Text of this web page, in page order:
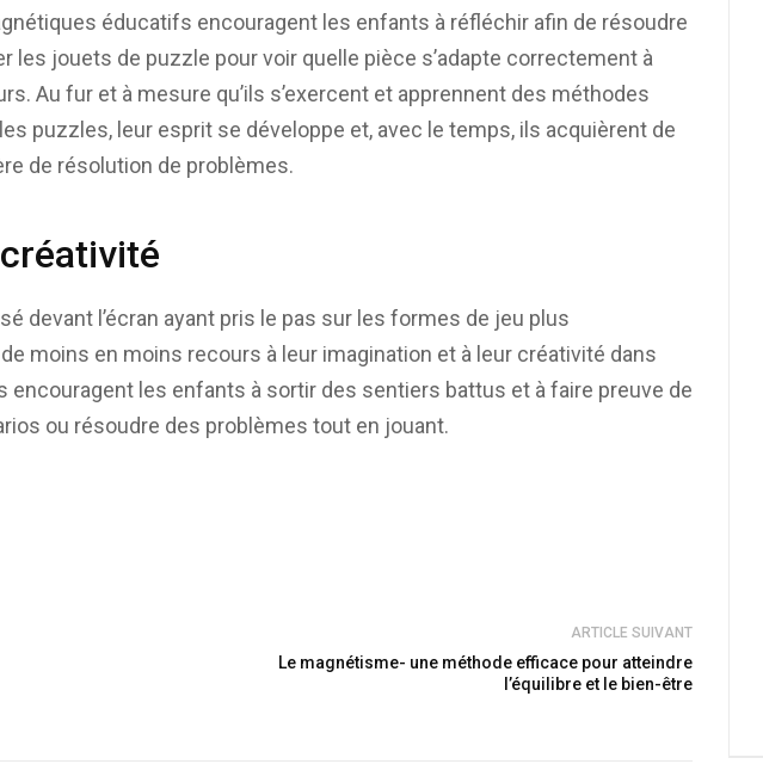
éducatifs encouragent les enfants à réfléchir afin de résoudre
les jouets de puzzle pour voir quelle pièce s’adapte correctement à
Au fur et à mesure qu’ils s’exercent et apprennent des méthodes
puzzles, leur esprit se développe et, avec le temps, ils acquièrent de
de résolution de problèmes.
devant l’écran ayant pris le pas sur les formes de jeu plus
moins en moins recours à leur imagination et à leur créativité dans
encouragent les enfants à sortir des sentiers battus et à faire preuve de
ou résoudre des problèmes tout en jouant.
ARTICLE SUIVANT
Le magnétisme- une méthode efficace pour atteindre
l’équilibre et le bien-être